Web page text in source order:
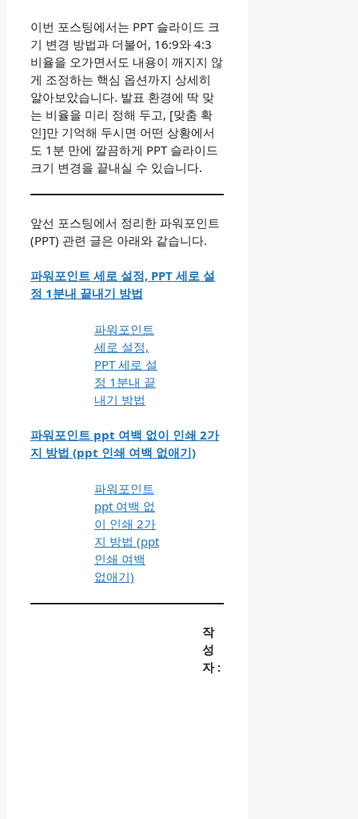
이번 포스팅에서는 PPT 슬라이드 크
기 변경 방법과 더불어, 16:9와 4:3
비율을 오가면서도 내용이 깨지지 않
게 조정하는 핵심 옵션까지 상세히
알아보았습니다. 발표 환경에 딱 맞
는 비율을 미리 정해 두고, [맞춤 확
인]만 기억해 두시면 어떤 상황에서
도 1분 만에 깔끔하게 PPT 슬라이드
크기 변경을 끝내실 수 있습니다.
앞선 포스팅에서 정리한 파워포인트
(PPT) 관련 글은 아래와 같습니다.
파워포인트 세로 설정, PPT 세로 설
정 1분내 끝내기 방법
파워포인트
세로 설정,
PPT 세로 설
정 1분내 끝
내기 방법
파워포인트 ppt 여백 없이 인쇄 2가
지 방법 (ppt 인쇄 여백 없애기)
파워포인트
ppt 여백 없
이 인쇄 2가
지 방법 (ppt
인쇄 여백
없애기)
작
성
자 :